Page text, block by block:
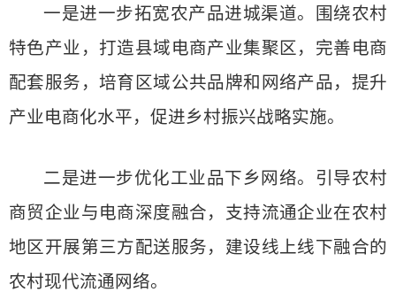
一是进一步拓宽农产品进城渠道。围绕农村
特色产业，打造县域电商产业集聚区，完善电商
配套服务，培育区域公共品牌和网络产品，提升
产业电商化水平，促进乡村振兴战略实施。
二是进一步优化工业品下乡网络。引导农村
商贸企业与电商深度融合，支持流通企业在农村
地区开展第三方配送服务，建设线上线下融合的
农村现代流通网络。